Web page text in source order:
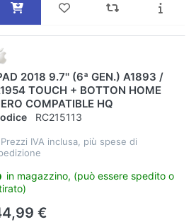
2018 9.7'' (6ª GEN.) A1893 /
TOUCH + BOTTON HOME
COMPATIBLE HQ
RC215113
Prezzi IVA inclusa, più spese di
in magazzino, (può essere spedito o
€